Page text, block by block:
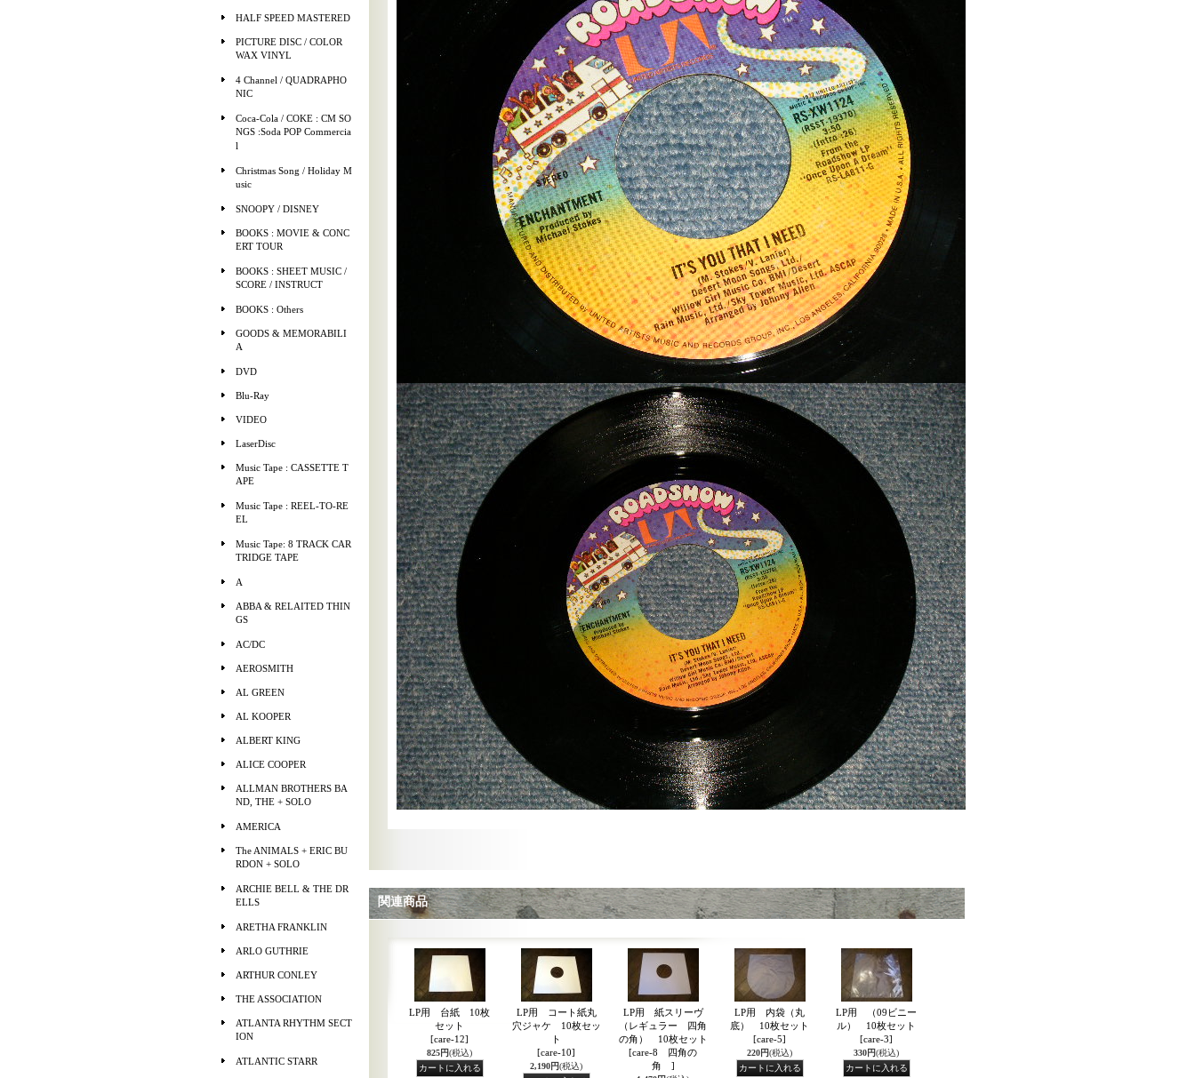
HALF SPEED MASTERED
PICTURE DISC / COLOR
WAX VINYL
4 Channel / QUADRAPHO
NIC
Coca-Cola / COKE : CM SO
NGS :Soda POP Commercia
l
Christmas Song / Holiday M
usic
SNOOPY / DISNEY
BOOKS : MOVIE & CONC
ERT TOUR
BOOKS : SHEET MUSIC /
SCORE / INSTRUCT
BOOKS : Others
GOODS & MEMORABILI
A
DVD
Blu-Ray
VIDEO
LaserDisc
Music Tape : CASSETTE T
APE
Music Tape : REEL-TO-RE
EL
Music Tape: 8 TRACK CAR
TRIDGE TAPE
A
ABBA & RELAITED THIN
GS
AC/DC
AEROSMITH
AL GREEN
AL KOOPER
ALBERT KING
ALICE COOPER
ALLMAN BROTHERS BA
ND, THE + SOLO
AMERICA
The ANIMALS + ERIC BU
RDON + SOLO
ARCHIE BELL & THE DR
ELLS
ARETHA FRANKLIN
ARLO GUTHRIE
ARTHUR CONLEY
THE ASSOCIATION
ATLANTA RHYTHM SECT
ION
ATLANTIC STARR
関連商品
LP用 台紙 10枚
セット
[care-12]
825円(税込)
LP用 コート紙丸
穴ジャケ 10枚セッ
ト
[care-10]
2,190円(税込)
LP用 紙スリーヴ
（レギュラー 四角
の角） 10枚セット
[care-8 四角の
角 ]
LP用 内袋（丸
底） 10枚セット
[care-5]
220円(税込)
LP用 （09ビニー
ル） 10枚セット
[care-3]
330円(税込)